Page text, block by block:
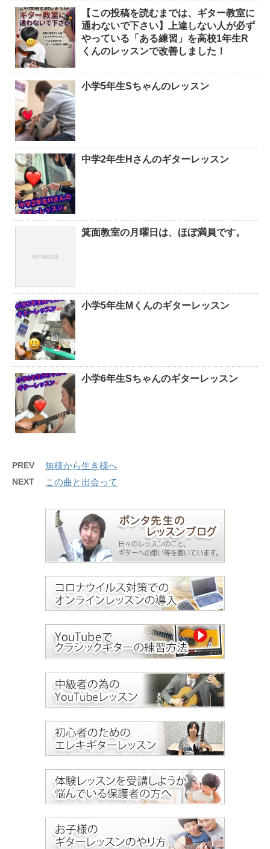
【この投稿を読むまでは、ギター教室に
通わないで下さい】上達しない人が必ず
やっている「ある練習」を高校1年生R
くんのレッスンで改善しました！
小学5年生Sちゃんのレッスン
中学2年生Hさんのギターレッスン
箕面教室の月曜日は、ほぼ満員です。
小学5年生Mくんのギターレッスン
小学6年生Sちゃんのギターレッスン
PREV 無様から生き様へ
NEXT この曲と出会って